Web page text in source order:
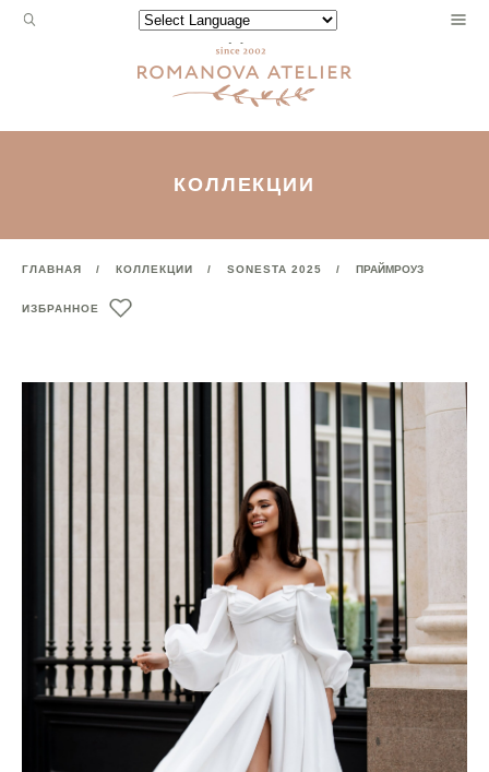
Запрос
Powered by
КОЛЛЕКЦИИ
ГЛАВНАЯ КОЛЛЕКЦИИ SONESTA 2025 ПРАЙМРОУЗ
ИЗБРАННОЕ